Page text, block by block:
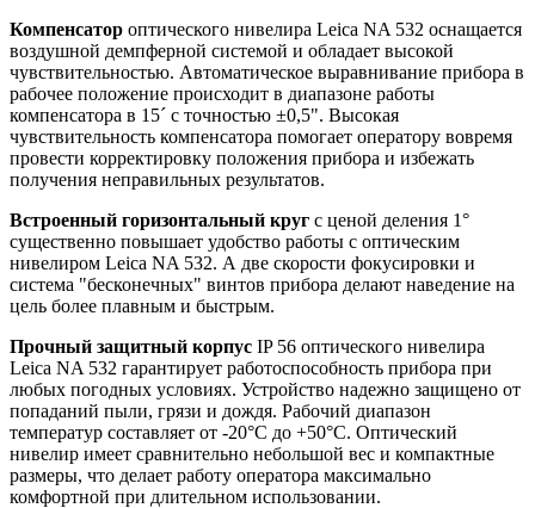
Компенсатор оптического нивелира Leica NA 532 оснащается
воздушной демпферной системой и обладает высокой
чувствительностью. Автоматическое выравнивание прибора в
рабочее положение происходит в диапазоне работы
компенсатора в 15´ с точностью ±0,5". Высокая
чувствительность компенсатора помогает оператору вовремя
провести корректировку положения прибора и избежать
получения неправильных результатов.
Встроенный горизонтальный круг с ценой деления 1°
существенно повышает удобство работы с оптическим
нивелиром Leica NA 532. А две скорости фокусировки и
система "бесконечных" винтов прибора делают наведение на
цель более плавным и быстрым.
Прочный защитный корпус IP 56 оптического нивелира
Leica NA 532 гарантирует работоспособность прибора при
любых погодных условиях. Устройство надежно защищено от
попаданий пыли, грязи и дождя. Рабочий диапазон
температур составляет от -20°С до +50°С. Оптический
нивелир имеет сравнительно небольшой вес и компактные
размеры, что делает работу оператора максимально
комфортной при длительном использовании.